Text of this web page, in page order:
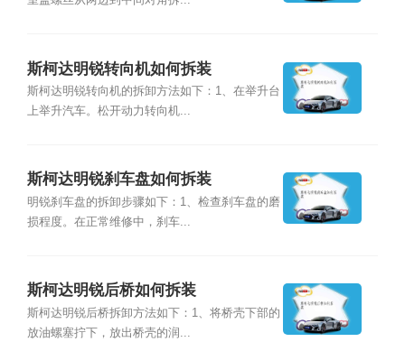
斯柯达明锐转向机如何拆装
斯柯达明锐转向机的拆卸方法如下：1、在举升台
上举升汽车。松开动力转向机...
斯柯达明锐刹车盘如何拆装
明锐刹车盘的拆卸步骤如下：1、检查刹车盘的磨
损程度。在正常维修中，刹车...
斯柯达明锐后桥如何拆装
斯柯达明锐后桥拆卸方法如下：1、将桥壳下部的
放油螺塞拧下，放出桥壳的润...